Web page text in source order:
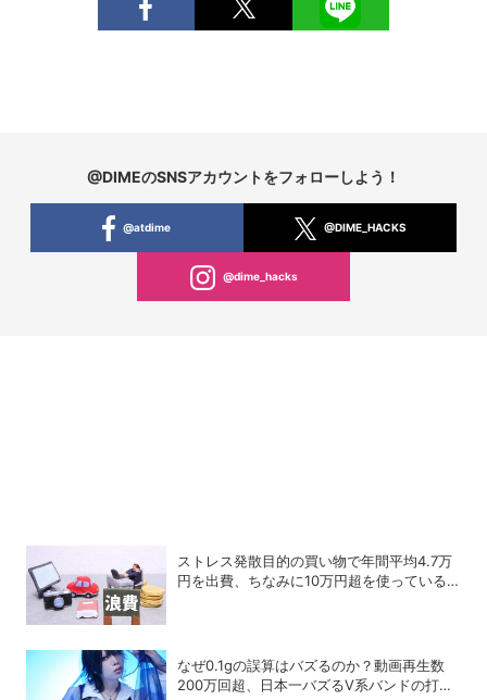
@DIMEのSNSアカウントをフォローしよう！
@atdime @DIME_HACKS
@dime_hacks
ストレス発散目的の買い物で年間平均4.7万
円を出費、ちなみに10万円超を使っている
なぜ0.1gの誤算はバズるのか？動画再生数
200万回超、日本一バズるV系バンドの打算